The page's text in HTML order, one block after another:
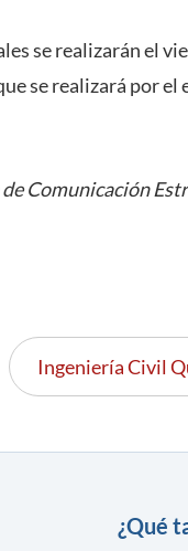
se realizarán el
se realizará por
Comunicación
Ingeniería Civil
¿Qué